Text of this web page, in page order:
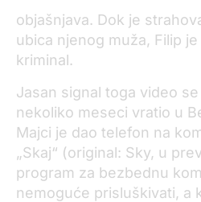
objašnjava. Dok je
ubica njenog muža, Filip
kriminal.
Jasan signal toga video
nekoliko meseci vratio u
Majci je dao telefon na
„Skaj“ (original: Sky, u
program za bezbednu
nemoguće prisluškivati, a